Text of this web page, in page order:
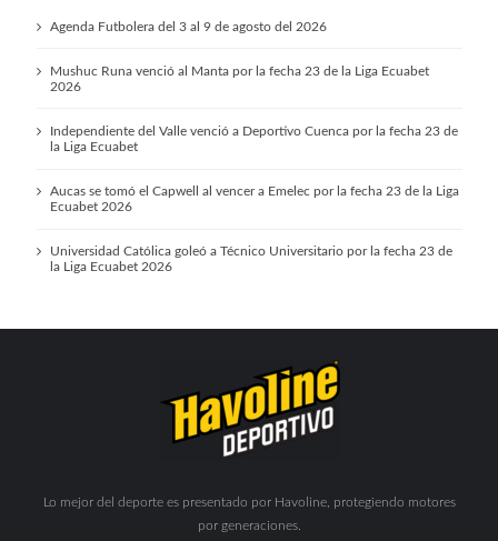
Agenda Futbolera del 3 al 9 de agosto del 2026
Mushuc Runa venció al Manta por la fecha 23 de la Liga Ecuabet
2026
Independiente del Valle venció a Deportivo Cuenca por la fecha 23 de
la Liga Ecuabet
Aucas se tomó el Capwell al vencer a Emelec por la fecha 23 de la Liga
Ecuabet 2026
Universidad Católica goleó a Técnico Universitario por la fecha 23 de
la Liga Ecuabet 2026
Lo mejor del deporte es presentado por Havoline, protegiendo motores
por generaciones.